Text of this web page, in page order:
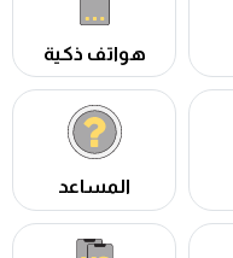
هواتف ذكية
المساعد